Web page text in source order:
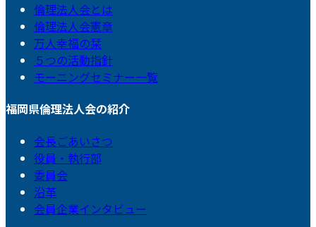
倫理法人会とは
倫理法人会憲章
万人幸福の栞
５つの活動指針
モーニングセミナー一覧
福岡県倫理法人会の紹介
会長ごあいさつ
役員・執行部
委員会
沿革
会員企業インタビュー